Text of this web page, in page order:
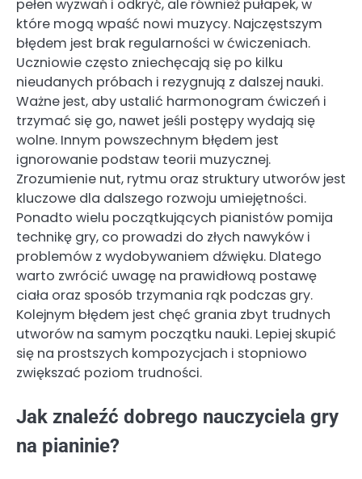
pełen wyzwań i odkryć, ale również pułapek, w
które mogą wpaść nowi muzycy. Najczęstszym
błędem jest brak regularności w ćwiczeniach.
Uczniowie często zniechęcają się po kilku
nieudanych próbach i rezygnują z dalszej nauki.
Ważne jest, aby ustalić harmonogram ćwiczeń i
trzymać się go, nawet jeśli postępy wydają się
wolne. Innym powszechnym błędem jest
ignorowanie podstaw teorii muzycznej.
Zrozumienie nut, rytmu oraz struktury utworów jest
kluczowe dla dalszego rozwoju umiejętności.
Ponadto wielu początkujących pianistów pomija
technikę gry, co prowadzi do złych nawyków i
problemów z wydobywaniem dźwięku. Dlatego
warto zwrócić uwagę na prawidłową postawę
ciała oraz sposób trzymania rąk podczas gry.
Kolejnym błędem jest chęć grania zbyt trudnych
utworów na samym początku nauki. Lepiej skupić
się na prostszych kompozycjach i stopniowo
zwiększać poziom trudności.
Jak znaleźć dobrego nauczyciela gry
na pianinie?